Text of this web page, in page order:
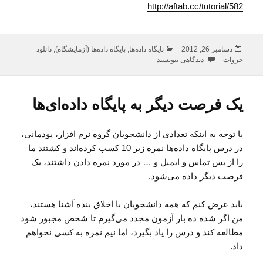
http://aftab.cc/tutorial/582
ارسال
شده
دسامبر 26, 2012 دسته‌ها
پایگاه داده‌ها,پایگاه داده‌ها (آزمایشگاه),دانلود
جزوات
برای دانلود جزوه آزمایشگاه پایگاه داده (SQL Server)
دیدگاهی بنویسید
یک فرصت دیگر به پایگاه داده‌ای‌ها
با توجه به اینکه تعدادی از دانشجویان گروه نرم افزار، پودمانی،
در درس پایگاه داده‌ها نمره زیر 10 کسب کرده‌اند و کشتند ما
را از بس تماس و ایمیل و … در مورد نمره دادن داشتند، یک
فرصت دیگر داده می‌شود.
باید عرض کنم که همه دانشجویان با اخلاق بنده آشنا هستند،
من اگر شده ده بار آزمون مجدد می‌گیرم تا شخص مجبور شود
مطالعه کند و درس را یاد بگیرد، اما نیم نمره به کسی نخواهم
داد.